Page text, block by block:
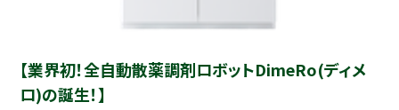
【業界初！全自動散薬調剤ロボットDimeRo(ディメ
ロ)の誕生！】